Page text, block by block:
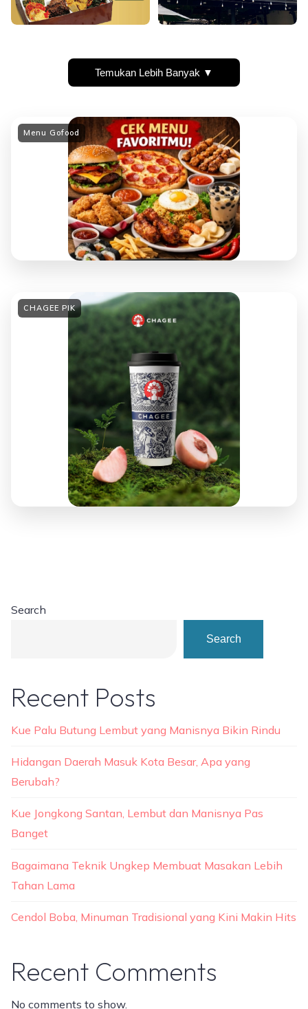
Temukan Lebih Banyak ▼
Menu Gofood
CHAGEE PIK
Search
Search
Recent Posts
Kue Palu Butung Lembut yang Manisnya Bikin Rindu
Hidangan Daerah Masuk Kota Besar, Apa yang
Berubah?
Kue Jongkong Santan, Lembut dan Manisnya Pas
Banget
Bagaimana Teknik Ungkep Membuat Masakan Lebih
Tahan Lama
Cendol Boba, Minuman Tradisional yang Kini Makin Hits
Recent Comments
No comments to show.